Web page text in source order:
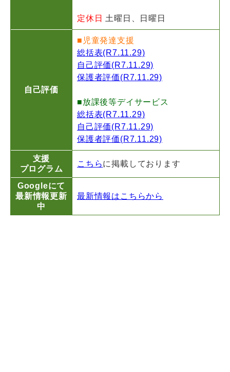
定休日 土曜日、日曜日
自己評価
■児童発達支援
総括表(R7.11.29)
自己評価(R7.11.29)
保護者評価(R7.11.29)
■放課後等デイサービス
総括表(R7.11.29)
自己評価(R7.11.29)
保護者評価(R7.11.29)
支援
プログラム
こちらに掲載しております
Googleにて
最新情報更新
中
最新情報はこちらから